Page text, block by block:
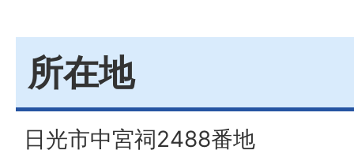
所在地
日光市中宮祠2488番地